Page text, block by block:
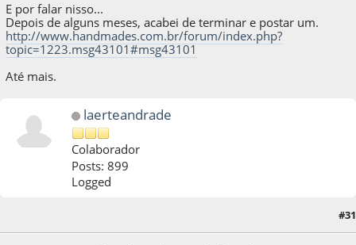
E por falar nisso...
Depois de alguns meses, acabei de terminar e postar um.
http://www.handmades.com.br/forum/index.php?
topic=1223.msg43101#msg43101
Até mais.
laerteandrade
Colaborador
Posts: 899
Logged
#31